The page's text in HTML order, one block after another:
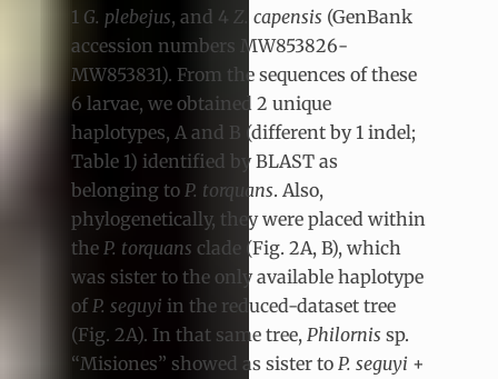
1 G. plebejus, and 4 Z. capensis (GenBank
accession numbers MW853826-
MW853831). From the sequences of these
6 larvae, we obtained 2 unique
haplotypes, A and B (different by 1 indel;
Table 1) identified by BLAST as
belonging to P. torquans. Also,
phylogenetically, they were placed within
the P. torquans clade (Fig. 2A, B), which
was sister to the only available haplotype
of P. seguyi in the reduced-dataset tree
(Fig. 2A). In that same tree, Philornis sp.
“Misiones” showed as sister to P. seguyi +